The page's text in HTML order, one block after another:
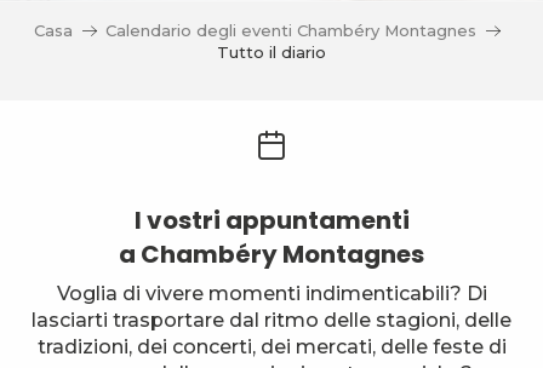
Casa
Calendario degli eventi Chambéry Montagnes
Tutto il diario
I vostri appuntamenti
a Chambéry Montagnes
Voglia di vivere momenti indimenticabili? Di
lasciarti trasportare dal ritmo delle stagioni, delle
tradizioni, dei concerti, dei mercati, delle feste di